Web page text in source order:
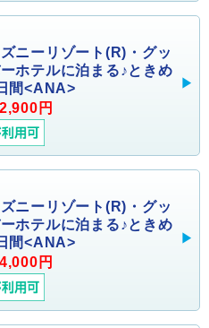
ニーリゾート(R)・グッ
ーホテルに泊まる♪ときめ
間<ANA>
円
ニーリゾート(R)・グッ
ーホテルに泊まる♪ときめ
間<ANA>
円